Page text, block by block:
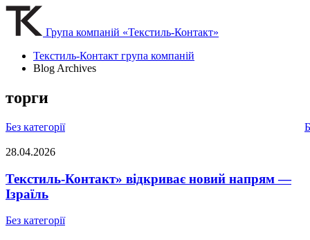
Група компаній «Текстиль-Контакт»
Текстиль-Контакт група компаній
Blog Archives
торги
Без категорії
28.04.2026
Текстиль-Контакт» відкриває новий напрям —
Ізраїль
Без категорії